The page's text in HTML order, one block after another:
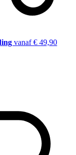
vanaf € 49,90